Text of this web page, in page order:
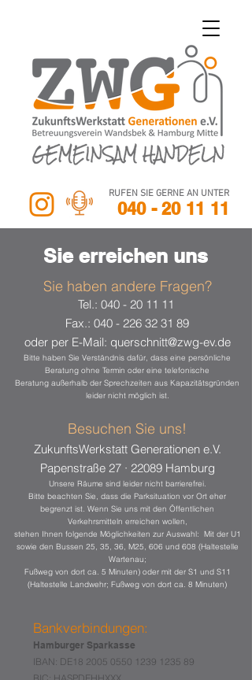
RUFEN SIE GERNE AN UNTER
040 - 20 11 11
Sie erreichen uns
Sie haben andere Fragen?
Tel.: 040 - 20 11 11
Fax.: 040 - 226 32 31 89
oder per E-Mail: querschnitt@zwg-ev.de
Bitte haben Sie Verständnis dafür, dass eine persönliche
Beratung ohne Termin oder eine telefonische
Beratung außerhalb der Sprechzeiten aus Kapazitätsgründen
leider nicht möglich ist.
Besuchen Sie uns!
ZukunftsWerkstatt Generationen e.V.
Papenstraße 27 · 22089 Hamburg
Unsere Räume sind leider nicht barrierefrei.
Bitte beachten Sie, dass die Parksituation vor Ort eher
begrenzt ist. Wenn Sie uns mit den Öffentlichen
Verkehrsmitteln erreichen wollen,
stehen Ihnen folgende Möglichkeiten zur Auswahl: Mit der U1
sowie den Bussen 25, 35, 36, M25, 606 und 608 (Haltestelle
Wartenau;
Fußweg von dort ca. 5 Minuten) oder mit der S1 und S11
(Haltestelle Landwehr; Fußweg von dort ca. 8 Minuten)
Bankverbindungen:
Hamburger Sparkasse
IBAN: DE18 2005 0550 1239 1235 89